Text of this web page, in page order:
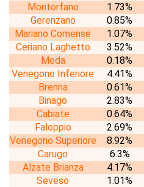
Montorfano
1.73%
Gerenzano
0.85%
Mariano Comense
1.07%
Ceriano Laghetto
3.52%
Meda
0.18%
Venegono Inferiore
4.41%
Brenna
0.61%
Binago
2.83%
Cabiate
0.64%
Faloppio
2.69%
Venegono Superiore
8.92%
Carugo
6.3%
Alzate Brianza
4.17%
Seveso
1.01%